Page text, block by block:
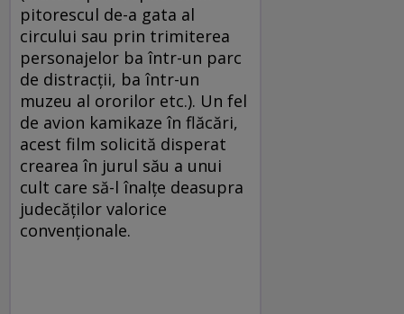
pitorescul de-a gata al
circului sau prin trimiterea
personajelor ba într-un parc
de distracţii, ba într-un
muzeu al ororilor etc.). Un fel
de avion kamikaze în flăcări,
acest film solicită disperat
crearea în jurul său a unui
cult care să-l înalţe deasupra
judecăţilor valorice
convenţionale.